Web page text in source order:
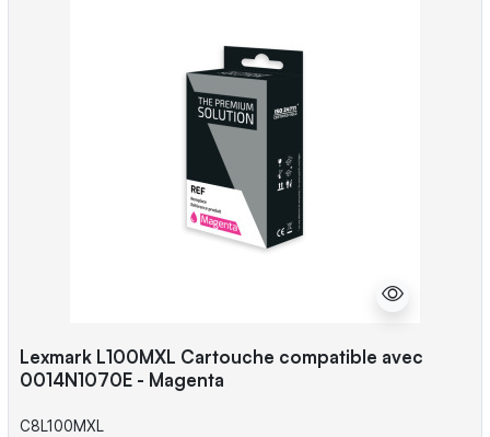
Lexmark L100MXL Cartouche compatible avec
0014N1070E - Magenta
C8L100MXL